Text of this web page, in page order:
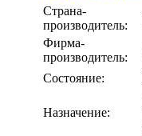
Страна-
производитель:
Фирма-
производитель:
Состояние:
Назначение: